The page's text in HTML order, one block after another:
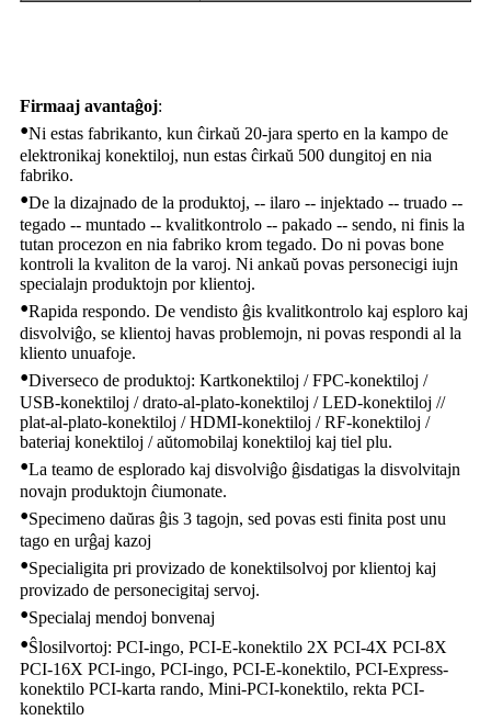
Firmaaj avantaĝoj:
•Ni estas fabrikanto, kun ĉirkaŭ 20-jara sperto en la kampo de
elektronikaj konektiloj, nun estas ĉirkaŭ 500 dungitoj en nia
fabriko.
•De la dizajnado de la produktoj, -- ilaro -- injektado -- truado --
tegado -- muntado -- kvalitkontrolo -- pakado -- sendo, ni finis la
tutan procezon en nia fabriko krom tegado. Do ni povas bone
kontroli la kvaliton de la varoj. Ni ankaŭ povas personecigi iujn
specialajn produktojn por klientoj.
•Rapida respondo. De vendisto ĝis kvalitkontrolo kaj esploro kaj
disvolviĝo, se klientoj havas problemojn, ni povas respondi al la
kliento unuafoje.
•Diverseco de produktoj: Kartkonektiloj / FPC-konektiloj /
USB-konektiloj / drato-al-plato-konektiloj / LED-konektiloj //
plat-al-plato-konektiloj / HDMI-konektiloj / RF-konektiloj /
bateriaj konektiloj / aŭtomobilaj konektiloj kaj tiel plu.
•La teamo de esplorado kaj disvolviĝo ĝisdatigas la disvolvitajn
novajn produktojn ĉiumonate.
•Specimeno daŭras ĝis 3 tagojn, sed povas esti finita post unu
tago en urĝaj kazoj
•Specialigita pri provizado de konektilsolvoj por klientoj kaj
provizado de personecigitaj servoj.
•Specialaj mendoj bonvenaj
•Ŝlosilvortoj: PCI-ingo, PCI-E-konektilo 2X PCI-4X PCI-8X
PCI-16X PCI-ingo, PCI-ingo, PCI-E-konektilo, PCI-Express-
konektilo PCI-karta rando, Mini-PCI-konektilo, rekta PCI-
konektilo